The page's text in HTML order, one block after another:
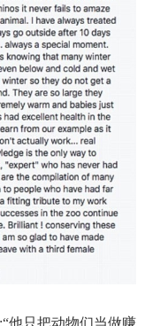
他只把动物们当做赚